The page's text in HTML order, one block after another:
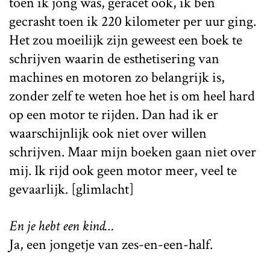
gecrasht toen ik 220 kilometer per uur ging.
Het zou moeilijk zijn geweest een boek te
schrijven waarin de esthetisering van
machines en motoren zo belangrijk is,
zonder zelf te weten hoe het is om heel hard
op een motor te rijden. Dan had ik er
waarschijnlijk ook niet over willen
schrijven. Maar mijn boeken gaan niet over
mij. Ik rijd ook geen motor meer, veel te
gevaarlijk. [glimlacht]
En je hebt een kind…
Ja, een jongetje van zes-en-een-half.